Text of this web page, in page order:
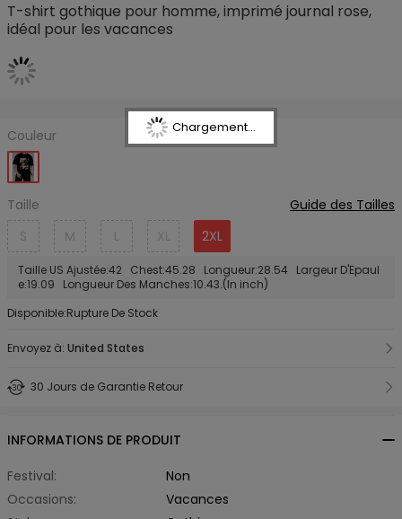
T-shirt gothique pour homme, imprimé journal rose,
idéal pour les vacances
Couleur
Taille
Guide des Tailles
S
M L XL 2XL
Taille US Ajustée:42 Chest:45.28 Longueur:28.54 Largeur D'Epaul
e:19.09 Longueur Des Manches:10.43.(In inch)
Disponible:Rupture De Stock
Envoyez à: United States
30 Jours de Garantie Retour
INFORMATIONS DE PRODUIT
Festival:
Non
Occasions:
Vacances
Chargement...